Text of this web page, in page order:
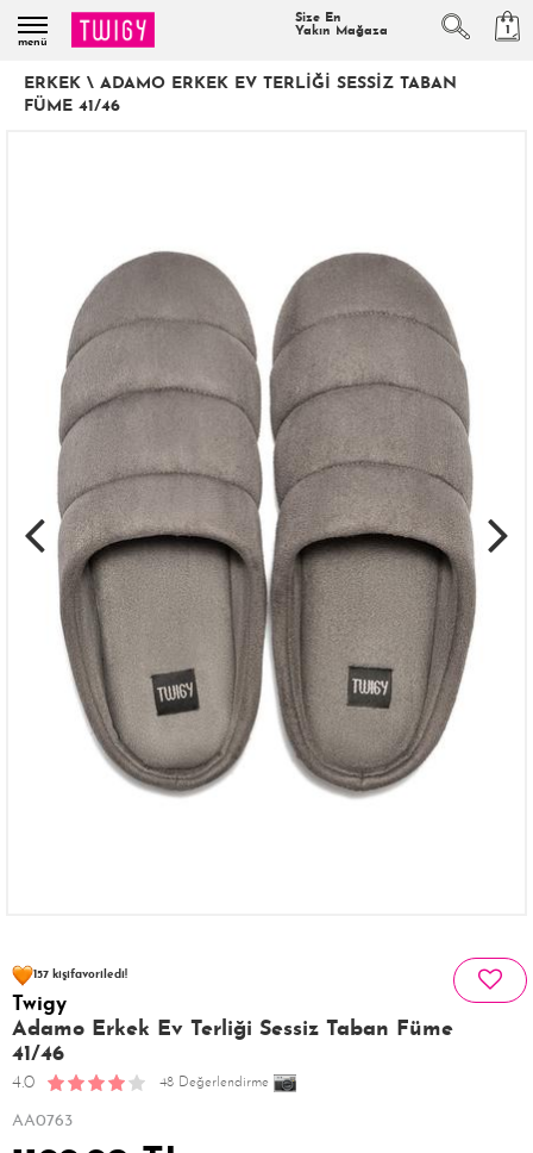
menü
Size En
Yakın Mağaza
1
ERKEK \ ADAMO ERKEK EV TERLIĞI SESSIZ TABAN
FÜME 41/46
157 kişifavoriledi!
42 kişi
369 kişi
Twigy
Adamo Erkek Ev Terliği Sessiz Taban Füme
41/46
4.0 48 Değerlendirme
AA0763